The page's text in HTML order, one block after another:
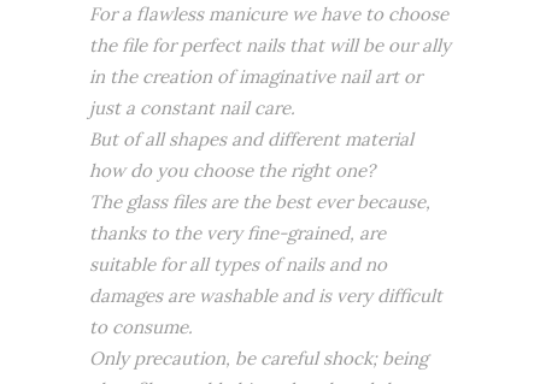
For a flawless manicure we have to choose
the file for perfect nails that will be our ally
in the creation of imaginative nail art or
just a constant nail care.
But of all shapes and different material
how do you choose the right one?
The glass files are the best ever because,
thanks to the very fine-grained, are
suitable for all types of nails and no
damages are washable and is very difficult
to consume.
Only precaution, be careful shock; being